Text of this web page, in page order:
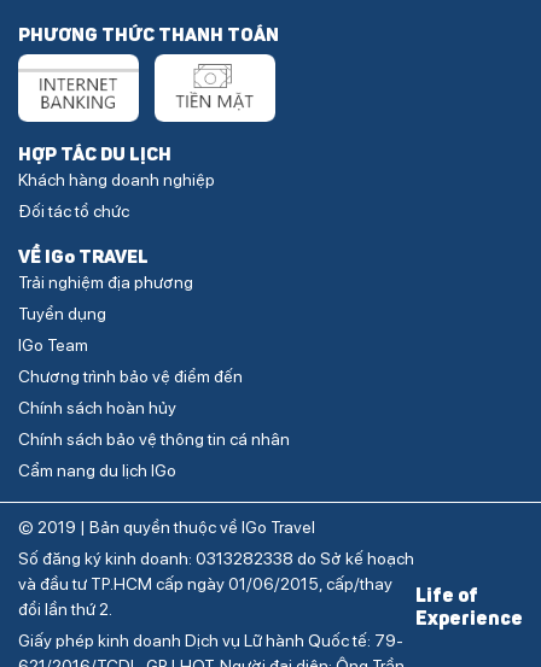
PHƯƠNG THỨC THANH TOÁN
HỢP TÁC DU LỊCH
Khách hàng doanh nghiệp
Đối tác tổ chức
VỀ IGo TRAVEL
Trải nghiệm địa phương
Tuyển dụng
IGo Team
Chương trình bảo vệ điểm đến
Chính sách hoàn hủy
Chính sách bảo vệ thông tin cá nhân
Cẩm nang du lịch IGo
© 2019 | Bản quyền thuộc về IGo Travel
Số đăng ký kinh doanh: 0313282338 do Sở kế hoạch
và đầu tư TP.HCM cấp ngày 01/06/2015, cấp/thay
đổi lần thứ 2.
Giấy phép kinh doanh Dịch vụ Lữ hành Quốc tế: 79-
Life of
Experience